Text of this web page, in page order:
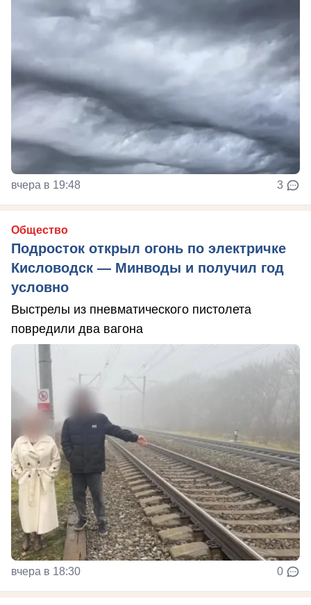
вчера в 19:48 3
Общество
Подросток открыл огонь по электричке
Кисловодск — Минводы и получил год
условно
Выстрелы из пневматического пистолета
повредили два вагона
вчера в 18:30 0